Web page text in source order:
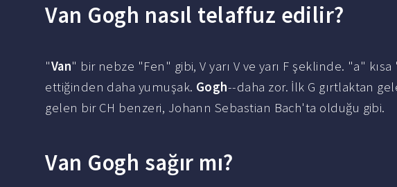
Van Gogh nasıl telaffuz edilir?
"Van" bir nebze "Fen" gibi, V yarı V ve yarı F şeklinde. "a"
ettiğinden daha yumuşak. Gogh--daha zor. İlk G gırtlaktan
gelen bir CH benzeri, Johann Sebastian Bach'ta olduğu gibi.
Van Gogh sağır mı?